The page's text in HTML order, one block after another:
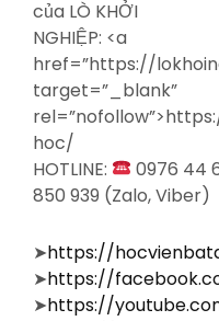
của LÒ KHỞI
NGHIỆP: <a
href=”https://
target=”_blank”
hoc/
HOTLINE:
0976 44
850 939 (Zalo, Viber)
➤https://
➤https://
➤https://